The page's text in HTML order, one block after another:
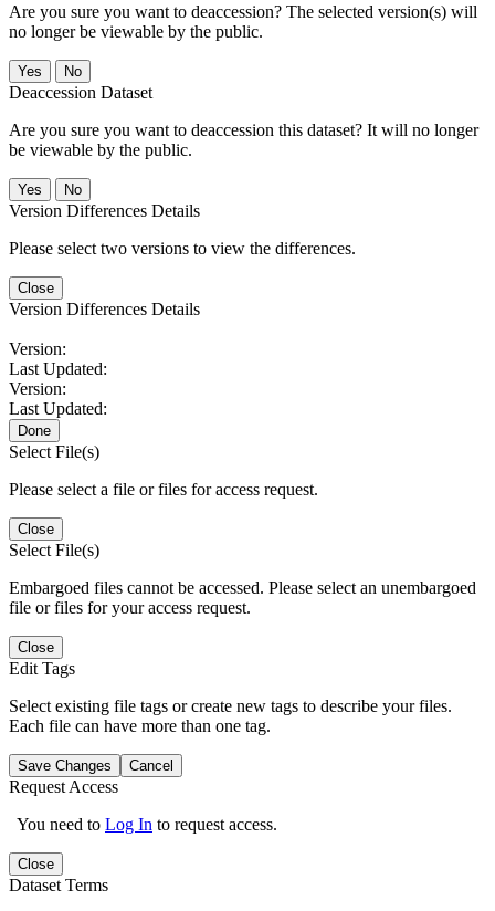
Are you sure you want to deaccession? The selected version(s) will
no longer be viewable by the public.
No
Deaccession Dataset
Are you sure you want to deaccession this dataset? It will no longer
be viewable by the public.
No
Version Differences Details
Please select two versions to view the differences.
Close
Version Differences Details
Version:
Last Updated:
Version:
Last Updated:
Done
Select File(s)
Please select a file or files for access request.
Close
Select File(s)
Embargoed files cannot be accessed. Please select an unembargoed
file or files for your access request.
Close
Edit Tags
Select existing file tags or create new tags to describe your files.
Each file can have more than one tag.
Save Changes Cancel
Request Access
You need to Log In to request access.
Close
Dataset Terms